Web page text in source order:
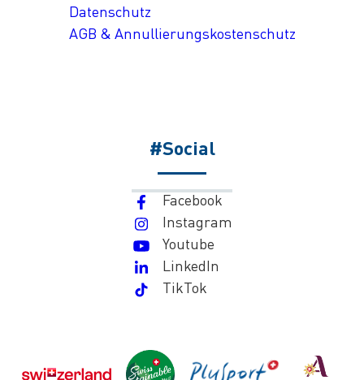
Datenschutz
AGB & Annullierungskostenschutz
#Social
Facebook
Instagram
Youtube
LinkedIn
TikTok